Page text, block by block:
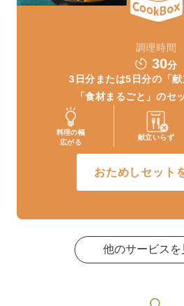
調理時間
30分
3日分または5日分の 「
「食材まるごと」 のセ
料理の幅
広がる
献立いらず
おためしセット
他のサービスを